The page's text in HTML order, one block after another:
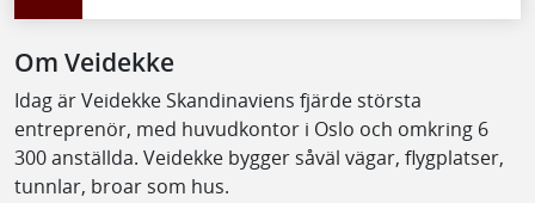
Om Veidekke
Idag är Veidekke Skandinaviens fjärde största
entreprenör, med huvudkontor i Oslo och omkring 6
300 anställda. Veidekke bygger såväl vägar, flygplatser,
tunnlar, broar som hus.